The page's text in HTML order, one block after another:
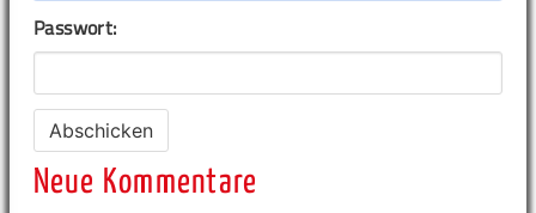
Passwort:
Neue Kommentare